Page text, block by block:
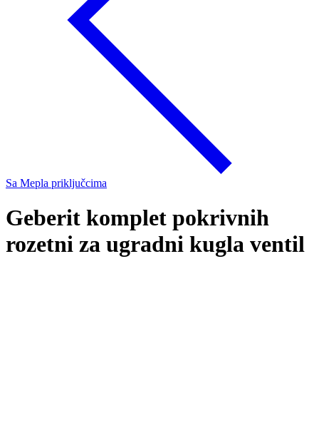
Sa Mepla priključcima
Geberit komplet pokrivnih
rozetni za ugradni kugla ventil